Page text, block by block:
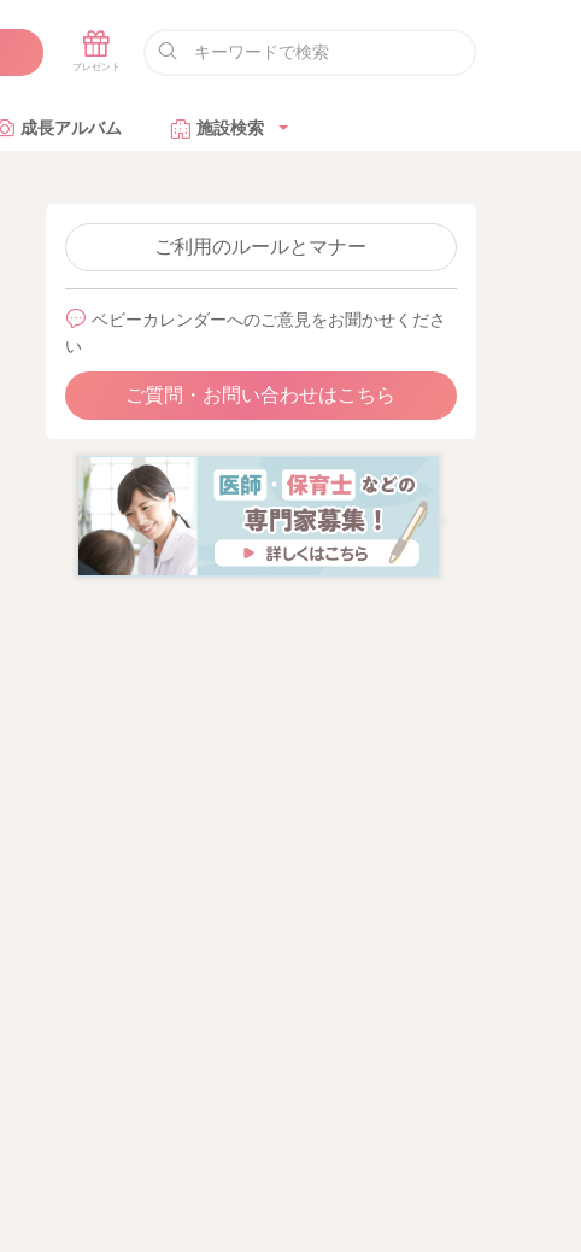
成長アルバム 施設検索
ご利用のルールとマナー
ベビーカレンダーへのご意見をお聞かせくださ
い
ご質問・お問い合わせはこちら